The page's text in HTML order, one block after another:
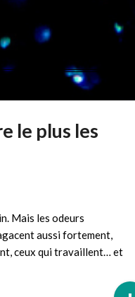
le plus les
Mais les odeurs
aussi fortement,
ceux qui travaillent… et